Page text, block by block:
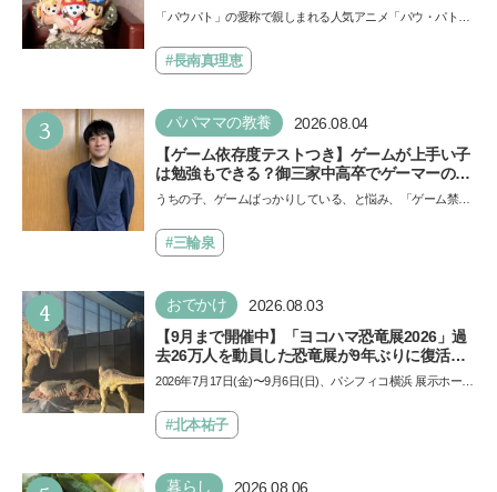
声優をつとめた映画『パウ・パトロール ザ・ダ
できると子どもに知ってほしい
「パウパト」の愛称で親しまれる人気アニメ「パウ・パトロ
ザ…
#長南真理恵
3 パパママの教養 2026.08.04
【ゲーム依存度テストつき】ゲームが上手い子
は勉強もできる？御三家中高卒でゲーマーの医
師・阿部智史さんが教えるゲームしながら受験
うちの子、ゲームばっかりしている、と悩み、「ゲーム禁
も…
#三輪泉
4 おでかけ 2026.08.03
【9月まで開催中】「ヨコハマ恐竜展2026」過
去26万人を動員した恐竜展が9年ぶりに復活！
夏休みのおでかけで楽しむポイントを完全ガイ
2026年7月17日(金)〜9月6日(日)、パシフィコ横浜 展示ホール
催…
#北本祐子
暮らし 2026.08.06